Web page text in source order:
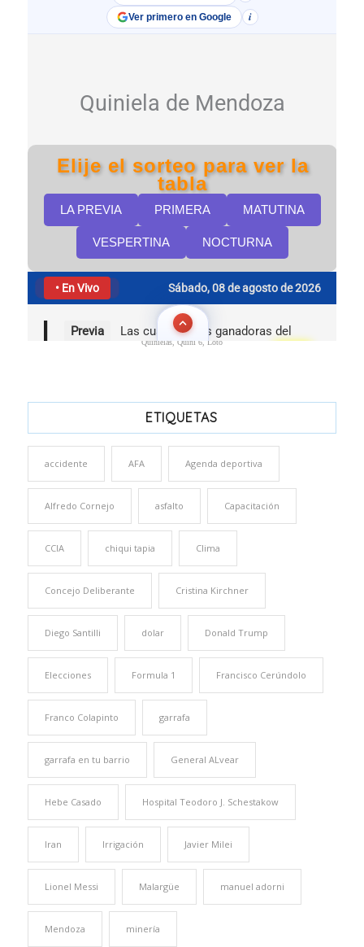
Quinielas, Quini 6, Loto
ETIQUETAS
accidente AFA Agenda deportiva
Alfredo Cornejo asfalto Capacitación
CCIA chiqui tapia Clima
Concejo Deliberante Cristina Kirchner
Diego Santilli dolar Donald Trump
Elecciones Formula 1 Francisco Cerúndolo
Franco Colapinto garrafa
garrafa en tu barrio General ALvear
Hebe Casado Hospital Teodoro J. Schestakow
Iran Irrigación Javier Milei
Lionel Messi Malargüe manuel adorni
Mendoza minería